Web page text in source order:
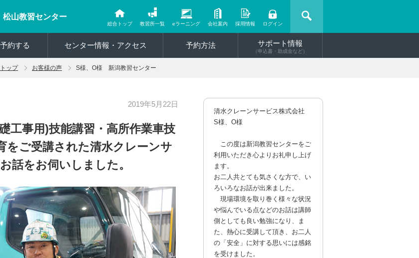
松山教習センター
総合トップ 教習所一覧 eラーニング 会社案内 採用情報 ログイン
約する センター情報・アクセス 予約方法 サポート情報
（申込書・助成金など）
ップ お客様の声 S様、O様 新潟教習センター
2019年5月22日
工事用)技能講習・高所作業車技
をご受講された清水クレーンサ
話をお伺いしました。
清水クレーンサービス株式会社
S様、O様
この度は新潟教習センターをご
利用いただき心よりお礼申し上げ
ます。
お二人共とても気さくな方で、い
ろいろなお話が出来ました。
現場環境を取り巻く様々な状況
や悩んでいる点などのお話は講師
側としても良い勉強になり、ま
た、熱心に受講して頂き、お二人
の「安全」に対する思いには感銘
を受けました。